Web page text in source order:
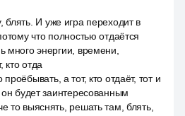
блять. И уже игра переходит в
что полностью отдаётся
много энергии, времени,
кто отда
а тот, кто отдаёт, тот и
будет заинтересованным
то выяснять, решать там, блять,